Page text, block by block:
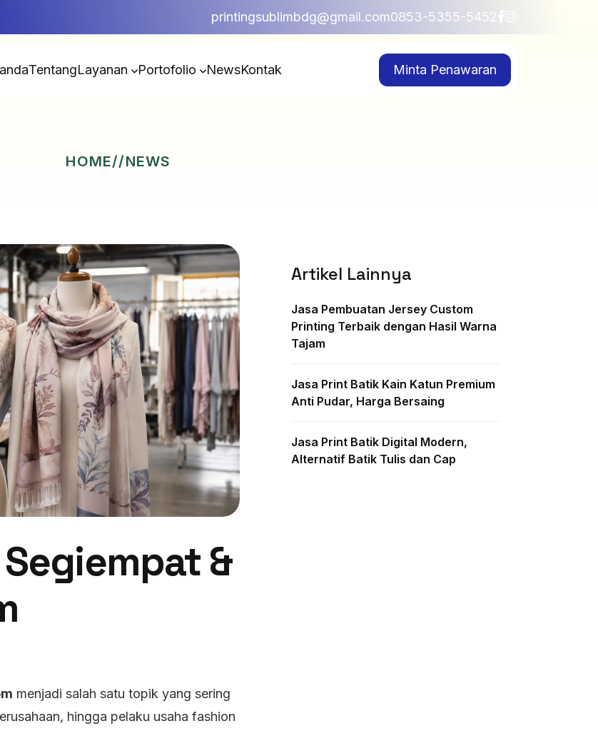
printingsublimbdg@gmail.com0853-5355-5452
TentangLayanan Portofolio NewsKontak Minta Penawaran
HOME//NEWS
&
menjadi salah satu topik yang sering
hingga pelaku usaha fashion
Artikel Lainnya
Jasa Pembuatan Jersey Custom
Printing Terbaik dengan Hasil Warna
Tajam
Jasa Print Batik Kain Katun Premium
Anti Pudar, Harga Bersaing
Jasa Print Batik Digital Modern,
Alternatif Batik Tulis dan Cap